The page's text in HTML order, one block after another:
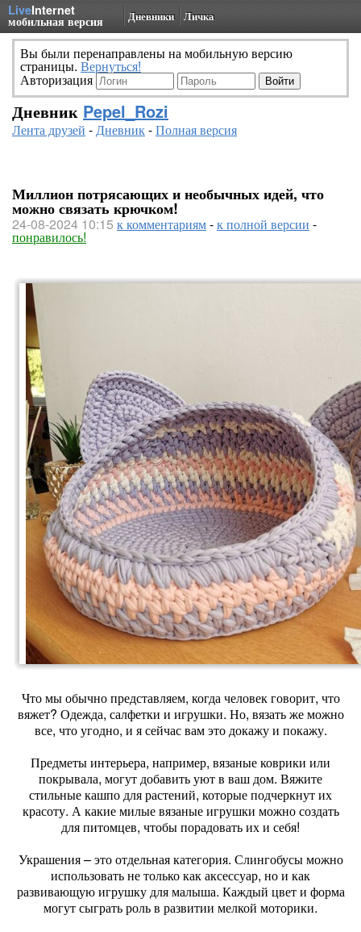
LiveInternet
мобильная версия Дневники Личка
Вы были перенаправлены на мобильную версию
страницы. Вернуться!
Авторизация
Дневник Pepel_Rozi
Лента друзей -Дневник-Полная версия
Миллион потрясающих и необычных идей, что
можно связать крючком!
24-08-2024 10:15 к комментариям-к полной версии -
понравилось!
Что мы обычно представляем, когда человек говорит, что
вяжет? Одежда, салфетки и игрушки. Но, вязать же можно
все, что угодно, и я сейчас вам это докажу и покажу.
Предметы интерьера, например, вязаные коврики или
покрывала, могут добавить уют в ваш дом. Вяжите
стильные кашпо для растений, которые подчеркнут их
красоту. А какие милые вязаные игрушки можно создать
для питомцев, чтобы порадовать их и себя!
Украшения – это отдельная категория. Слингобусы можно
использовать не только как аксессуар, но и как
развивающую игрушку для малыша. Каждый цвет и форма
могут сыграть роль в развитии мелкой моторики.